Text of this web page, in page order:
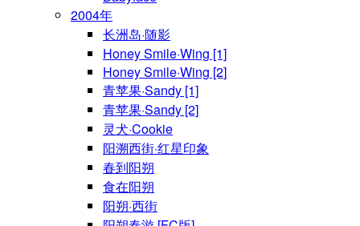
2004年
长洲岛·随影
Honey Smile·Wing [1]
Honey Smile·Wing [2]
青苹果·Sandy [1]
青苹果·Sandy [2]
灵犬·Cookie
阳溯西街·红星印象
春到阳朔
食在阳朔
阳朔·西街